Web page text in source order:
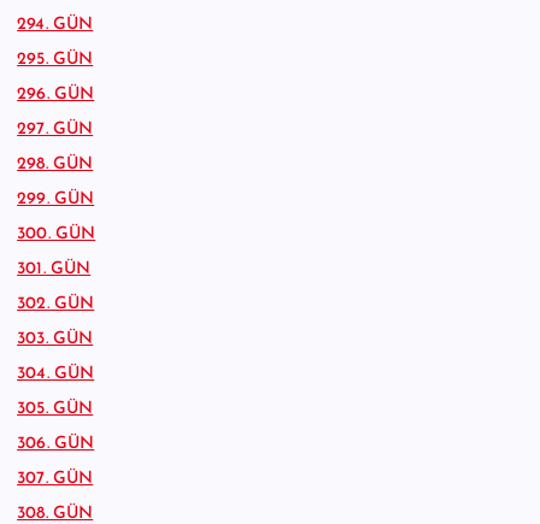
294. GÜN
295. GÜN
296. GÜN
297. GÜN
298. GÜN
299. GÜN
300. GÜN
301. GÜN
302. GÜN
303. GÜN
304. GÜN
305. GÜN
306. GÜN
307. GÜN
308. GÜN